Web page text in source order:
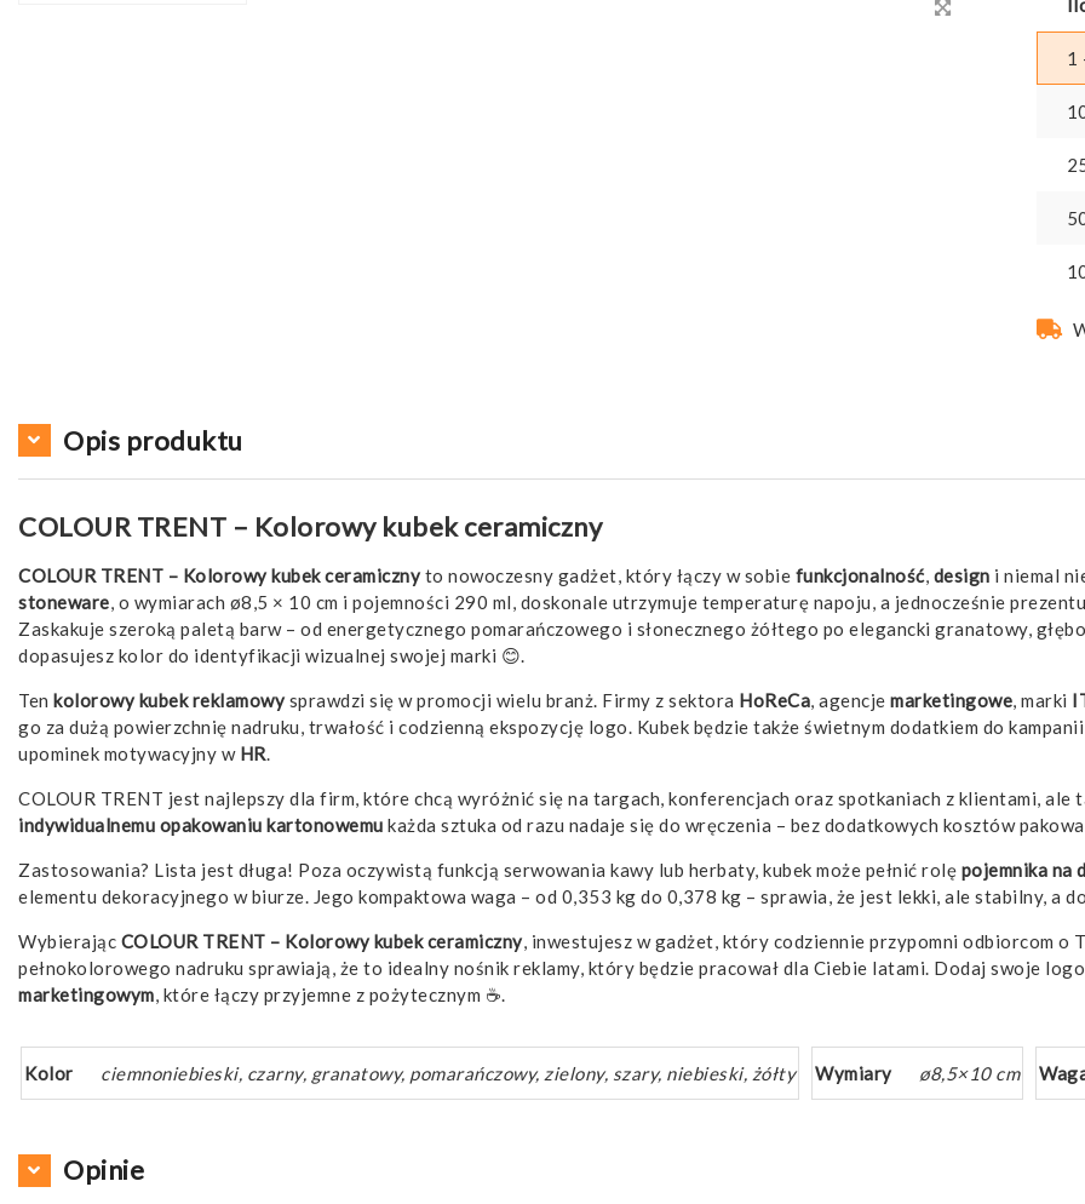
1
Opis produktu
COLOUR TRENT – Kolorowy kubek ceramiczny
COLOUR TRENT – Kolorowy kubek ceramicznyto nowoczesny gadżet, który łączy w sobie funkcjonalność, design i niemal
stoneware, o wymiarach ø8,5 × 10 cm i pojemności 290 ml, doskonale utrzymuje temperaturę napoju, a jednocześnie
Zaskakuje szeroką paletą barw – od energetycznego pomarańczowego i słonecznego żółtego po elegancki granatowy,
dopasujesz kolor do identyfikacji wizualnej swojej marki 😊.
Ten kolorowy kubek reklamowysprawdzi się w promocji wielu branż. Firmy z sektora HoReCa, agencje marketingowe, marki
go za dużą powierzchnię nadruku, trwałość i codzienną ekspozycję logo. Kubek będzie także świetnym dodatkiem do
upominek motywacyjny w HR.
COLOUR TRENT jest najlepszy dla firm, które chcą wyróżnić się na targach, konferencjach oraz spotkaniach z klientami, ale
indywidualnemu opakowaniu kartonowemu każda sztuka od razu nadaje się do wręczenia – bez dodatkowych kosztów
Zastosowania? Lista jest długa! Poza oczywistą funkcją serwowania kawy lub herbaty, kubek może pełnić rolę pojemnika na
elementu dekoracyjnego w biurze. Jego kompaktowa waga – od 0,353 kg do 0,378 kg – sprawia, że jest lekki, ale stabilny, a
Wybierając COLOUR TRENT – Kolorowy kubek ceramiczny, inwestujesz w gadżet, który codziennie przypomni odbiorcom
pełnokolorowego nadruku sprawiają, że to idealny nośnik reklamy, który będzie pracował dla Ciebie latami. Dodaj swoje
marketingowym, które łączy przyjemne z pożytecznym ☕.
Kolor ciemnoniebieski, czarny, granatowy, pomarańczowy, zielony, szary, niebieski, żółty Wymiary ø8,5×10 cm
Opinie